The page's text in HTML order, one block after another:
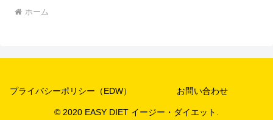
ホーム
プライバシーポリシー（EDW） お問い合わせ
© 2020 EASY DIET イージー・ダイエット.